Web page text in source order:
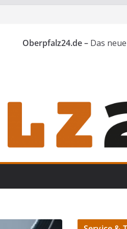
Oberpfalz24.de – Das